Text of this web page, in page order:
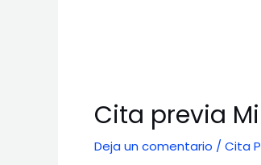
Cita previa
Deja un comentario / Cita